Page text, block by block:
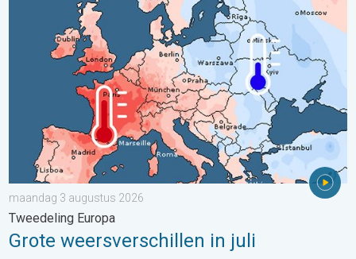
maandag 3 augustus 2026
Tweedeling Europa
Grote weersverschillen in juli